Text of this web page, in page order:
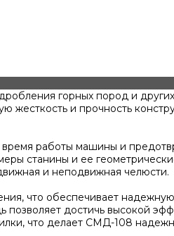
горных пород и
жесткость и прочность
время работы машины и
станины и ее
и неподвижная челюсти.
что обеспечивает
достичь высокой
что делает СМД-108